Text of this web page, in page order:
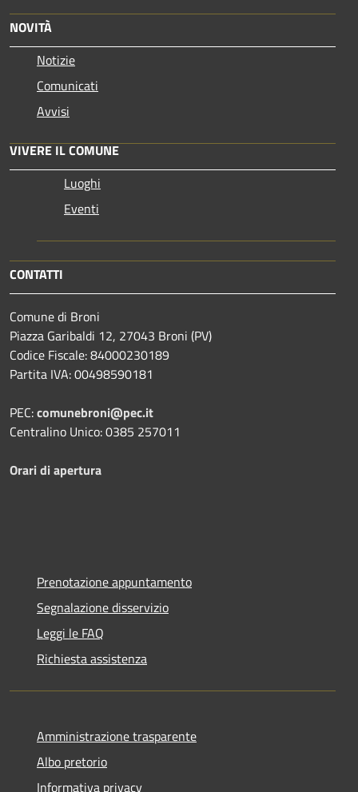
NOVITÀ
Notizie
Comunicati
Avvisi
VIVERE IL COMUNE
Luoghi
Eventi
CONTATTI
Comune di Broni
Piazza Garibaldi 12, 27043 Broni (PV)
Codice Fiscale: 84000230189
Partita IVA: 00498590181
PEC:comunebroni@pec.it
Centralino Unico: 0385 257011
Orari di apertura
Prenotazione appuntamento
Segnalazione disservizio
Leggi le FAQ
Richiesta assistenza
Amministrazione trasparente
Albo pretorio
Informativa privacy